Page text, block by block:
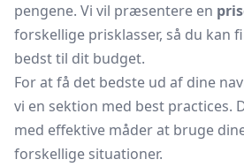
pengene. Vi vil præsentere en
forskellige prisklasser, så du kan
bedst til dit budget.
For at få det bedste ud af dine
vi en sektion med best practices.
med effektive måder at bruge
forskellige situationer.